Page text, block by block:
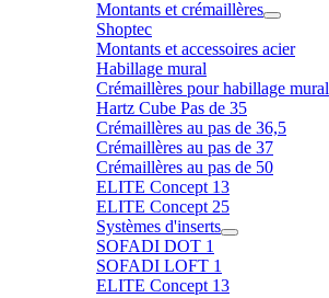
Montants et crémaillères
Shoptec
Montants et accessoires acier
Habillage mural
Crémaillères pour habillage mural
Hartz Cube Pas de 35
Crémaillères au pas de 36,5
Crémaillères au pas de 37
Crémaillères au pas de 50
ELITE Concept 13
ELITE Concept 25
Systèmes d'inserts
SOFADI DOT 1
SOFADI LOFT 1
ELITE Concept 13